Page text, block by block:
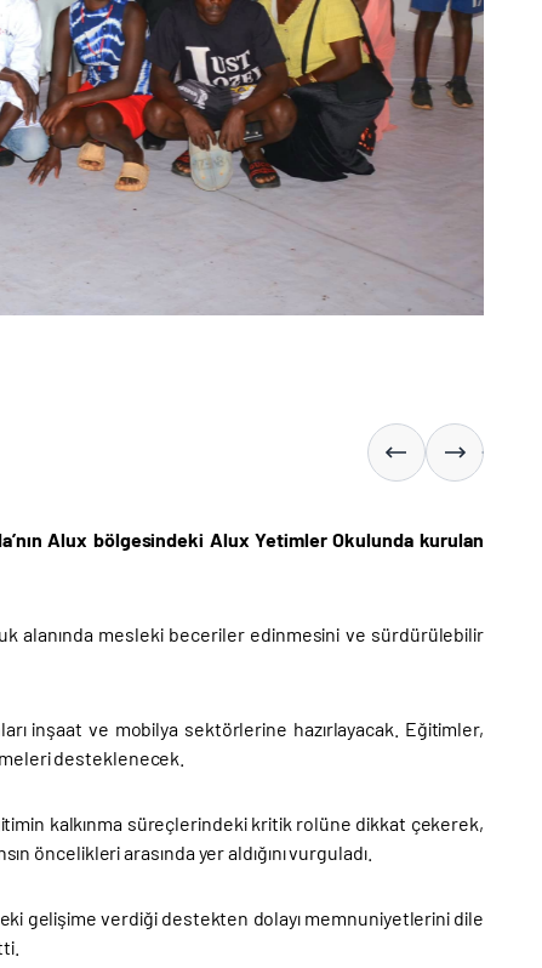
Alux bölgesindeki Alux Yetimler Okulunda kurulan
alanında mesleki beceriler edinmesini ve sürdürülebilir
inşaat ve mobilya sektörlerine hazırlayacak. Eğitimler,
desteklenecek.
kalkınma süreçlerindeki kritik rolüne dikkat çekerek,
öncelikleri arasında yer aldığını vurguladı.
gelişime verdiği destekten dolayı memnuniyetlerini dile